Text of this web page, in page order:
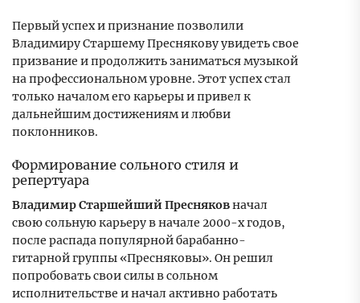
Первый успех и признание позволили
Владимиру Старшему Преснякову увидеть свое
призвание и продолжить заниматься музыкой
на профессиональном уровне. Этот успех стал
только началом его карьеры и привел к
дальнейшим достижениям и любви
поклонников.
Формирование сольного стиля и
репертуара
Владимир Старшейший Пресняковначал
свою сольную карьеру в начале 2000-х годов,
после распада популярной барабанно-
гитарной группы «Пресняковы». Он решил
попробовать свои силы в сольном
исполнительстве и начал активно работать